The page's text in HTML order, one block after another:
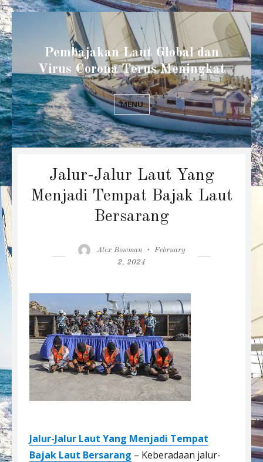
Pembajakan Laut Global dan
Virus Corona Terus Meningkat
MENU
Jalur-Jalur Laut Yang
Menjadi Tempat Bajak Laut
Bersarang
Author
Alex Bowman
Posted
February
2, 2024
Jalur-Jalur Laut Yang Menjadi Tempat
Bajak Laut Bersarang – Keberadaan jalur-